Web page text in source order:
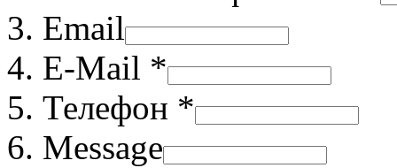
Email
E-Mail *
Телефон *
Message